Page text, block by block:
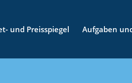
und Preisspiegel Aufgaben